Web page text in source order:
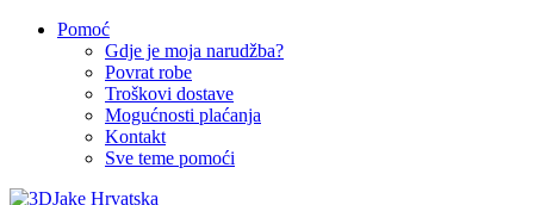
Pomoć
Gdje je moja narudžba?
Povrat robe
Troškovi dostave
Mogućnosti plaćanja
Kontakt
Sve teme pomoći